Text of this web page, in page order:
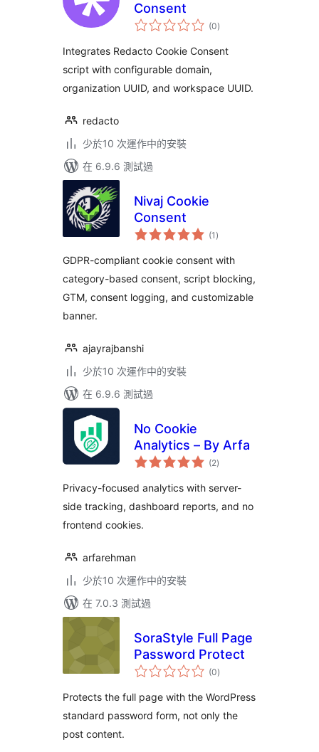
Consent
(0總
評)
Integrates Redacto Cookie Consent
script with configurable domain,
organization UUID, and workspace UUID.
redacto
少於10 次運作中的安裝
在 6.9.6 測試過
Nivaj Cookie
Consent
(1 總
評)
GDPR-compliant cookie consent with
category-based consent, script blocking,
GTM, consent logging, and customizable
banner.
ajayrajbanshi
少於10 次運作中的安裝
在 6.9.6 測試過
No Cookie
Analytics – By Arfa
(2總
評)
Privacy-focused analytics with server-
side tracking, dashboard reports, and no
frontend cookies.
arfarehman
少於10 次運作中的安裝
在 7.0.3 測試過
SoraStyle Full Page
Password Protect
(0總
評)
Protects the full page with the WordPress
standard password form, not only the
post content.